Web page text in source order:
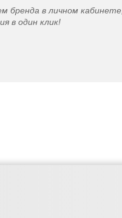
бренда в личном кабинете,
в один клик!